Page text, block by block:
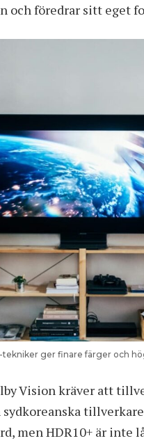
och föredrar sitt eget
tekniker ger finare färger och
Vision kräver att
men HDR10+ är